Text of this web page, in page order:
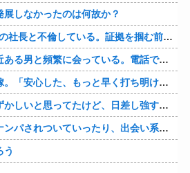
展しなかったのは何故か？
離婚を切り出されたので、ハッタリかまして証拠を握っているフリしたら、向こうから示談話を振ってきたｗ
好きなのはアナタ、でも会えないのがツライ、寂しいから・・・」妻は、その男と不倫関係に発展した様だ…
ばよかった」と。そして「今度こそ家族三人で幸せになりたい」と言い出した！！ごめんこうむるわｗｗ
てたけど、日差し強すぎてサングラスかけ始めたわ
会ったりした。しかも酔っていて避妊もしてなかった。そしてやはり自分には夫しかいないと思ったんだとｗ
う